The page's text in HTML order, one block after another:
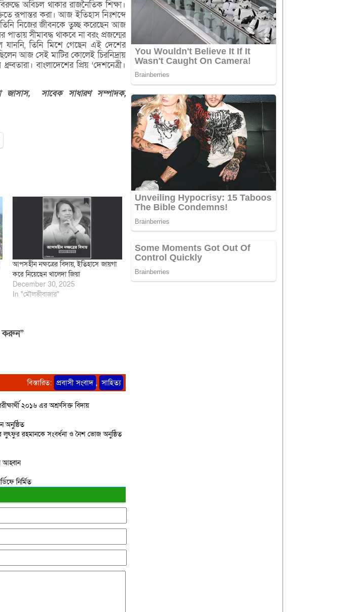
অবিচল থাকার রাজনৈতিক শিক্ষা।
রূপান্তর করা। আজ ইতিহাস নিঃশব্দে
নিজের জীবনকে তুচ্ছ করেছেন আজ
সীমাবদ্ধ থাকবে না বরং প্রজন্মের
যাননি, তিনি মিশে গেছেন এই দেশের
আজ সেই মাটির কোলেই চিরনিদ্রায়
বাংলাদেশের প্রিয় ‘দেশনেত্রী।
জাসাস, সাবেক সাধারণ সম্পাদক,
আপসহীন নক্ষত্রের বিদায়, ইতিহাসে জায়গা
করে নিয়েছেন খালেদা জিয়া
December 30, 2025
In "মৌলভীবাজার"
করুন”
বিস্তারিত: প্রবাসী সংবাদ , সাহিত্য
২০১৬ এর অশ্রুসিক্ত বিদায়
অনুষ্ঠিত
লুৎফুর রহমানকে সংবর্ধনা ও নৈশ ভোজ অনুষ্ঠিত
আহ্বান
নির্মিত